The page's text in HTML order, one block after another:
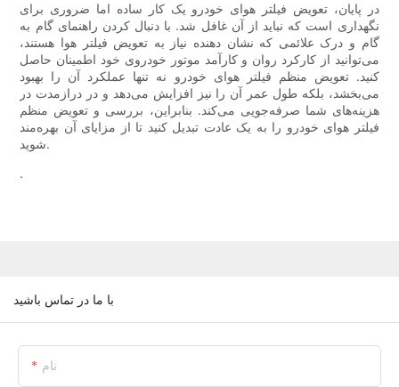
در پایان، تعویض فیلتر هوای خودرو یک کار ساده اما ضروری برای
نگهداری است که نباید از آن غافل شد. با دنبال کردن راهنمای گام به
گام و درک علائمی که نشان دهنده نیاز به تعویض فیلتر هوا هستند،
می‌توانید از کارکرد روان و کارآمد موتور خودروی خود اطمینان حاصل
کنید. تعویض منظم فیلتر هوای خودرو نه تنها عملکرد آن را بهبود
می‌بخشد، بلکه طول عمر آن را نیز افزایش می‌دهد و در درازمدت در
هزینه‌های شما صرفه‌جویی می‌کند. بنابراین، بررسی و تعویض منظم
فیلتر هوای خودرو را به یک عادت تبدیل کنید تا از مزایای آن بهره‌مند
شوید.
.
با ما در تماس باشید
نام